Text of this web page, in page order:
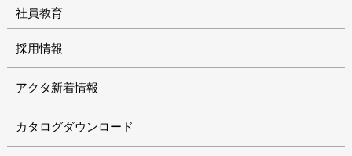
社員教育
採用情報
アクタ新着情報
カタログダウンロード